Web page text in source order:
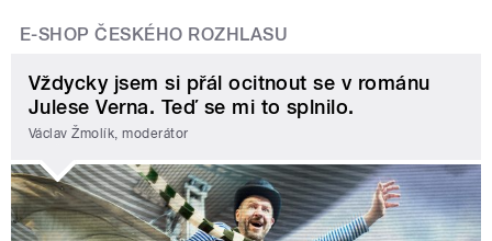
E-SHOP ČESKÉHO ROZHLASU
Vždycky jsem si přál ocitnout se v románu
Julese Verna. Teď se mi to splnilo.
Václav Žmolík, moderátor